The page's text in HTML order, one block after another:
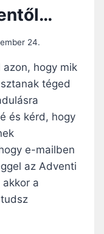
24.
hogy mik
téged
és kérd, hogy
e-mailben
az Adventi
a